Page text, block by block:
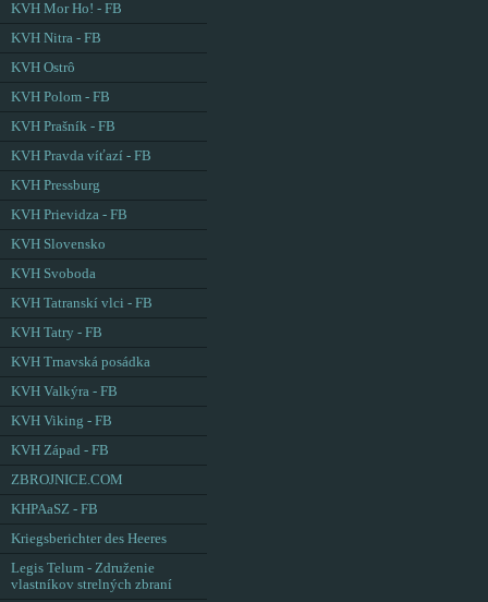
KVH Mor Ho! - FB
KVH Nitra - FB
KVH Ostrô
KVH Polom - FB
KVH Prašník - FB
KVH Pravda víťazí - FB
KVH Pressburg
KVH Prievidza - FB
KVH Slovensko
KVH Svoboda
KVH Tatranskí vlci - FB
KVH Tatry - FB
KVH Trnavská posádka
KVH Valkýra - FB
KVH Viking - FB
KVH Západ - FB
ZBROJNICE.COM
KHPAaSZ - FB
Kriegsberichter des Heeres
Legis Telum - Združenie
vlastníkov strelných zbraní